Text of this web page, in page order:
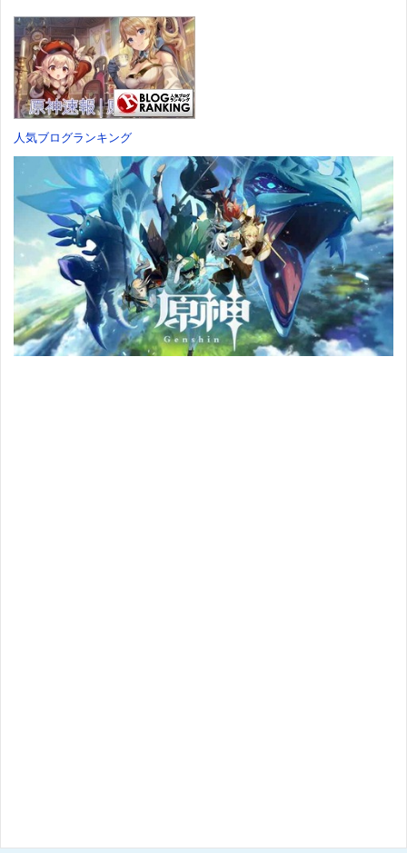
ス)
価格：¥759
DLC「アトラス
×ヴァニラウェ
ア 紋章セッ
ト」 同梱 -
Switch
価格：¥7,182
人気ブログランキング